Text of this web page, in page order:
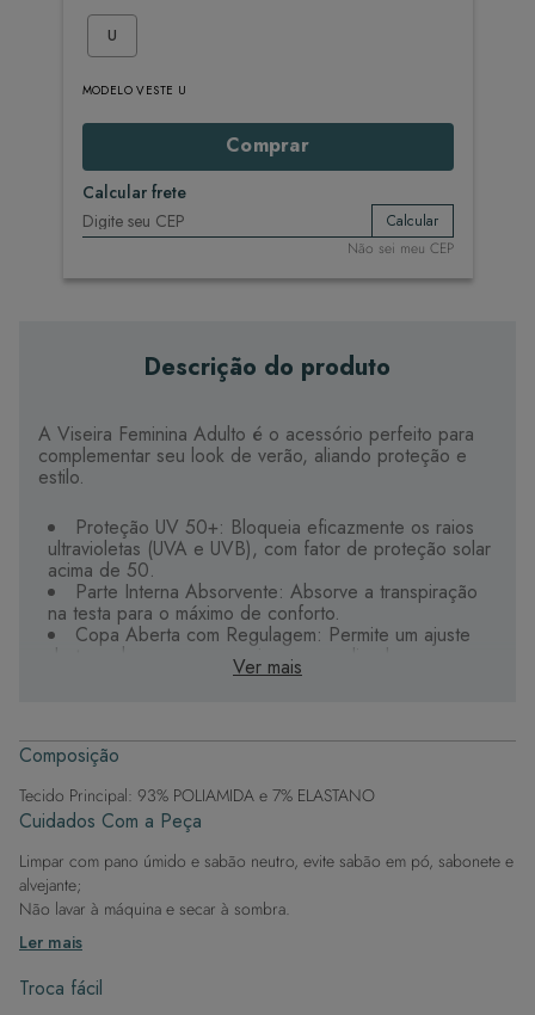
U
MODELO VESTE U
Comprar
Calcular frete
Calcular
Não sei meu CEP
Descrição do produto
A Viseira Feminina Adulto é o acessório perfeito para
complementar seu look de verão, aliando proteção e
estilo.
Proteção UV 50+: Bloqueia eficazmente os raios
ultravioletas (UVA e UVB), com fator de proteção solar
acima de 50.
Parte Interna Absorvente: Absorve a transpiração
na testa para o máximo de conforto.
Copa Aberta com Regulagem: Permite um ajuste
de tamanho para um encaixe personalizado.
Tecido de Alta Qualidade: Durável, de secagem
Estilo Versátil: Ideal para compor looks de verão
sem comprometer a proteção.
Lembre-se de que o uso da viseira não substitui o
protetor solar. Mantenha-se protegida e chique sob o
sol com esta viseira indispensável.
Ver mais
Composição
Tecido Principal: 93% POLIAMIDA e 7% ELASTANO
Cuidados Com a Peça
Limpar com pano úmido e sabão neutro, evite sabão em pó, sabonete e
alvejante;
Não lavar à máquina e secar à sombra.
Ler mais
Troca fácil